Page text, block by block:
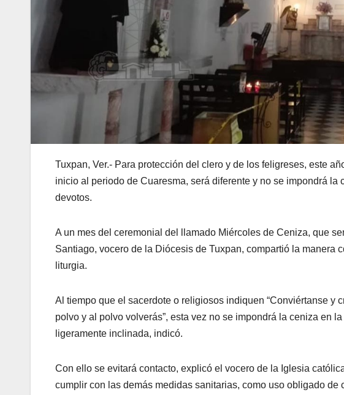
Tuxpan, Ver.- Para protección del clero y de los feligreses, este
inicio al periodo de Cuaresma, será diferente y no se impondrá
devotos.
A un mes del ceremonial del llamado Miércoles de Ceniza, que
Santiago, vocero de la Diócesis de Tuxpan, compartió la manera
liturgia.
Al tiempo que el sacerdote o religiosos indiquen “Conviértanse y
polvo y al polvo volverás”, esta vez no se impondrá la ceniza en
ligeramente inclinada, indicó.
Con ello se evitará contacto, explicó el vocero de la Iglesia
cumplir con las demás medidas sanitarias, como uso obligado